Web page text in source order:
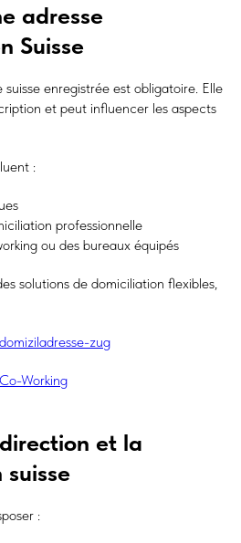
adresse
Suisse
enregistrée est obligatoire. Elle
et peut influencer les aspects
:
professionnelle
ou des bureaux équipés
solutions de domiciliation flexibles,
zug
Working
et la
: